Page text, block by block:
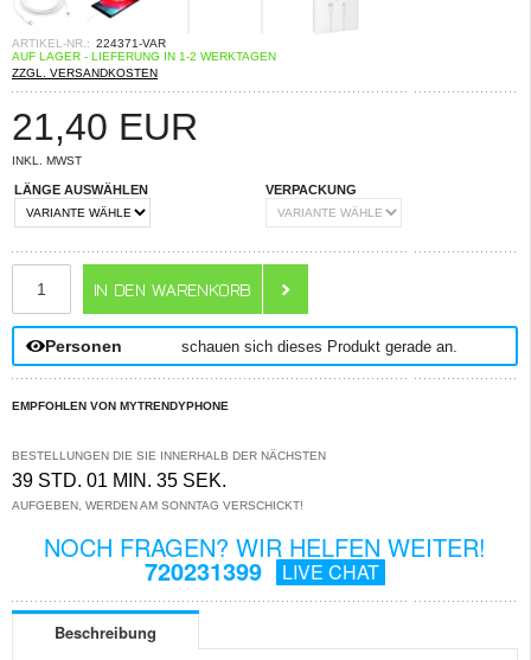
ARTIKEL-NR.: 224371-VAR
AUF LAGER - LIEFERUNG IN 1-2 WERKTAGEN
ZZGL. VERSANDKOSTEN
21,40 EUR
INKL. MWST
LÄNGE AUSWÄHLEN VERPACKUNG
Personen schauen sich dieses Produkt gerade an.
EMPFOHLEN VON MYTRENDYPHONE
BESTELLUNGEN DIE SIE INNERHALB DER NÄCHSTEN
39 STD. 01 MIN. 34 SEK.
AUFGEBEN, WERDEN AM SONNTAG VERSCHICKT!
NOCH FRAGEN? WIR HELFEN WEITER!
720231399 LIVE CHAT
Beschreibung